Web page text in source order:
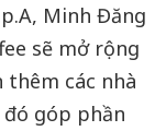
Minh Đăng
sẽ mở rộng
các nhà
góp phần